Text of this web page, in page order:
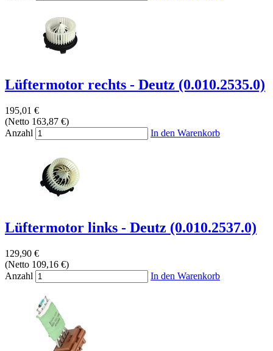
Lüftermotor rechts - Deutz (0.010.2535.0)
195,01 €
(Netto 163,87 €)
Anzahl
In den Warenkorb
Lüftermotor links - Deutz (0.010.2537.0)
129,90 €
(Netto 109,16 €)
Anzahl
In den Warenkorb